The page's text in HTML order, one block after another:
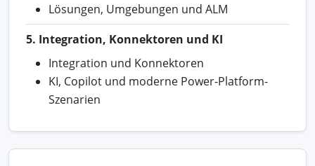
Lösungen, Umgebungen und ALM
5. Integration, Konnektoren und KI
Integration und Konnektoren
KI, Copilot und moderne Power-Platform-
Szenarien